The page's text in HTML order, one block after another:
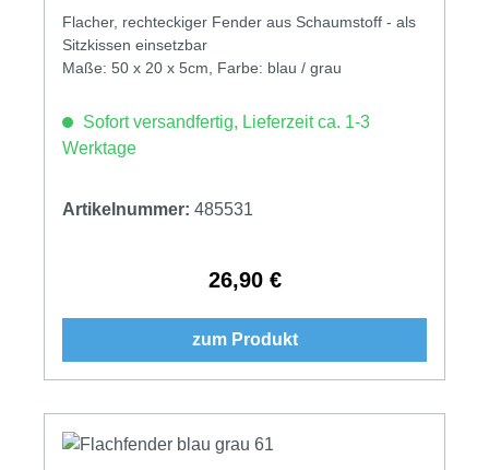
Flacher, rechteckiger Fender aus Schaumstoff - als
Sitzkissen einsetzbar
Maße: 50 x 20 x 5cm, Farbe: blau / grau
Sofort versandfertig, Lieferzeit ca. 1-3
Werktage
Artikelnummer: 485531
Regulärer Preis:
26,90 €
zum Produkt